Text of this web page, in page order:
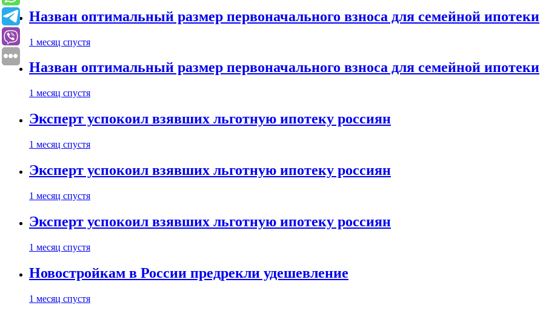
Назван оптимальный размер первоначального взноса для семейной ипотеки
1 месяц спустя
Назван оптимальный размер первоначального взноса для семейной ипотеки
1 месяц спустя
Эксперт успокоил взявших льготную ипотеку россиян
1 месяц спустя
Эксперт успокоил взявших льготную ипотеку россиян
1 месяц спустя
Эксперт успокоил взявших льготную ипотеку россиян
1 месяц спустя
Новостройкам в России предрекли удешевление
1 месяц спустя